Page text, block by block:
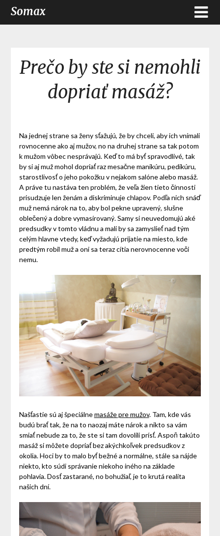
Somax
Prečo by ste si nemohli
dopriať masáž?
Na jednej strane sa ženy sťažujú, že by chceli, aby ich vnímali
rovnocenne ako aj mužov, no na druhej strane sa tak potom
k mužom vôbec nesprávajú. Keď to má byť spravodlivé, tak
by si aj muž mohol dopriať raz mesačne manikúru, pedikúru,
starostlivosť o jeho pokožku v nejakom salóne alebo masáž.
A práve tu nastáva ten problém, že veľa žien tieto činnosti
prisudzuje len ženám a diskriminuje chlapov. Podľa nich snáď
muž nemá nárok na to, aby bol pekne upravený, slušne
oblečený a dobre vymasírovaný. Samy si neuvedomujú aké
predsudky v tomto vládnu a mali by sa zamyslieť nad tým
celým hlavne vtedy, keď vyžadujú prijatie na miesto, kde
predtým robil muž a oni sa teraz cítia nerovnocenne voči
nemu.
Našťastie sú aj špeciálnemasáže pre mužov. Tam, kde vás
budú brať tak, že na to naozaj máte nárok a nikto sa vám
smiať nebude za to, že ste si tam dovolili prísť. Aspoň takúto
masáž si môžete dopriať bez akýchkoľvek predsudkov z
okolia. Hoci by to malo byť bežné a normálne, stále sa nájde
niekto, kto súdi správanie niekoho iného na základe
pohlavia. Dosť zastarané, no bohužiaľ, je to krutá realita
našich dní.